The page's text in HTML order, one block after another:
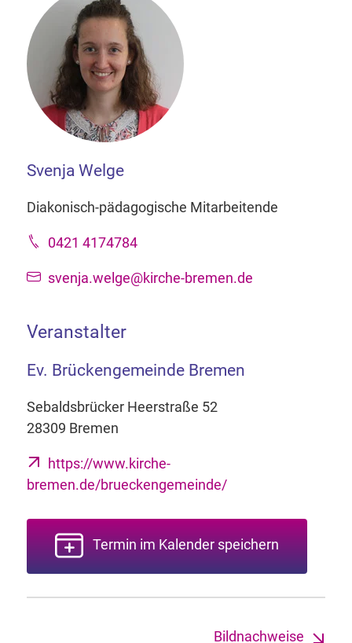
Svenja Welge
Diakonisch-pädagogische Mitarbeitende
0421 4174784
svenja.welge@kirche-bremen.de
Veranstalter
Ev. Brückengemeinde Bremen
Sebaldsbrücker Heerstraße 52
28309 Bremen
https://www.kirche-
bremen.de/brueckengemeinde/
Termin im Kalender speichern
Bildnachweise